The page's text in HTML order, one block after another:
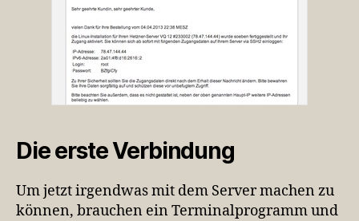
Die erste Verbindung
Um jetzt irgendwas mit dem Server machen zu
können, brauchen ein Terminalprogramm und